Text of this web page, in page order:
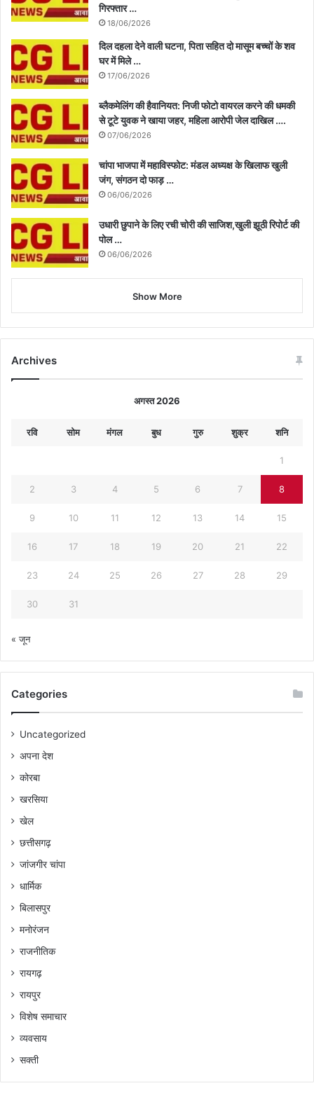
गिरफ्तार …
18/06/2026
दिल दहला देने वाली घटना, पिता सहित दो मासूम बच्चों के शव
घर में मिले …
17/06/2026
ब्लैकमेलिंग की हैवानियत: निजी फोटो वायरल करने की धमकी
से टूटे युवक ने खाया जहर, महिला आरोपी जेल दाखिल ….
07/06/2026
चांपा भाजपा में महाविस्फोट: मंडल अध्यक्ष के खिलाफ खुली
जंग, संगठन दो फाड़ …
06/06/2026
उधारी छुपाने के लिए रची चोरी की साजिश,खुली झूठी रिपोर्ट की
पोल …
06/06/2026
Show More
Archives
अगस्त 2026
रवि सोम मंगल बुध गुरु शुक्र शनि
1
2 3 4 5 6 7 8
9 10 11 12 13 14 15
16 17 18 19 20 21 22
23 24 25 26 27 28 29
30 31
« जून
Categories
Uncategorized
अपना देश
कोरबा
खरसिया
खेल
छत्तीसगढ़
जांजगीर चांपा
धार्मिक
बिलासपुर
मनोरंजन
राजनीतिक
रायगढ़
रायपुर
विशेष समाचार
व्यवसाय
सक्ती